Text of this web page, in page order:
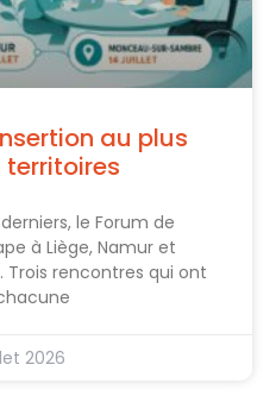
au plus
territoires
le Forum de
à Liège, Namur et
rencontres qui ont
2026